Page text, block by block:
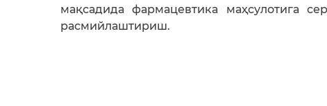
мақсадида фармацевтика маҳсулотига
расмийлаштириш.